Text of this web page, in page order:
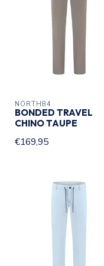
NORTH84
BONDED TRAVEL
CHINO TAUPE
€169,95